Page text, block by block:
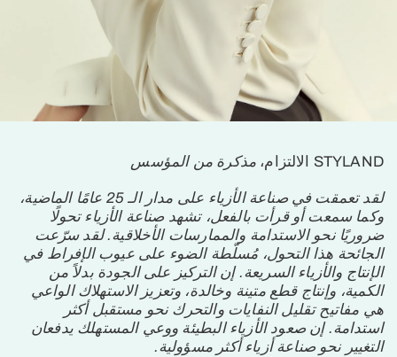
STYLAND الالتزام، مذكرة من المؤسس
لقد تعمقت في صناعة الأزياء على مدار الـ 25 عامًا الماضية،
وكما سمعت أو قرأت بالفعل، تشهد صناعة الأزياء تحولًا
ضروريًا نحو الاستدامة والممارسات الأخلاقية. لقد سرّعت
الجائحة هذا التحول، مُسلّطة الضوء على عيوب الإفراط في
الإنتاج والأزياء السريعة. إن التركيز على الجودة بدلاً من
الكمية، وإنتاج قطع متينة وخالدة، وتعزيز الاستهلاك الواعي
هي مفاتيح تقليل النفايات والتحرك نحو مستقبل أكثر
استدامة. إن صعود الأزياء البطيئة ووعي المستهلك يدفعان
التغيير نحو صناعة أزياء أكثر مسؤولية.